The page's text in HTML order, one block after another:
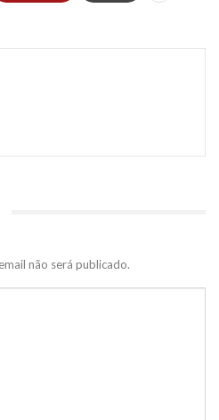
não será publicado.